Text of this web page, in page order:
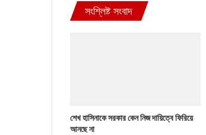
সংশ্লিষ্ট সংবাদ
শেখ হাসিনাকে সরকার কেন নিজ দায়িত্বে ফিরিয়ে
আনছে না